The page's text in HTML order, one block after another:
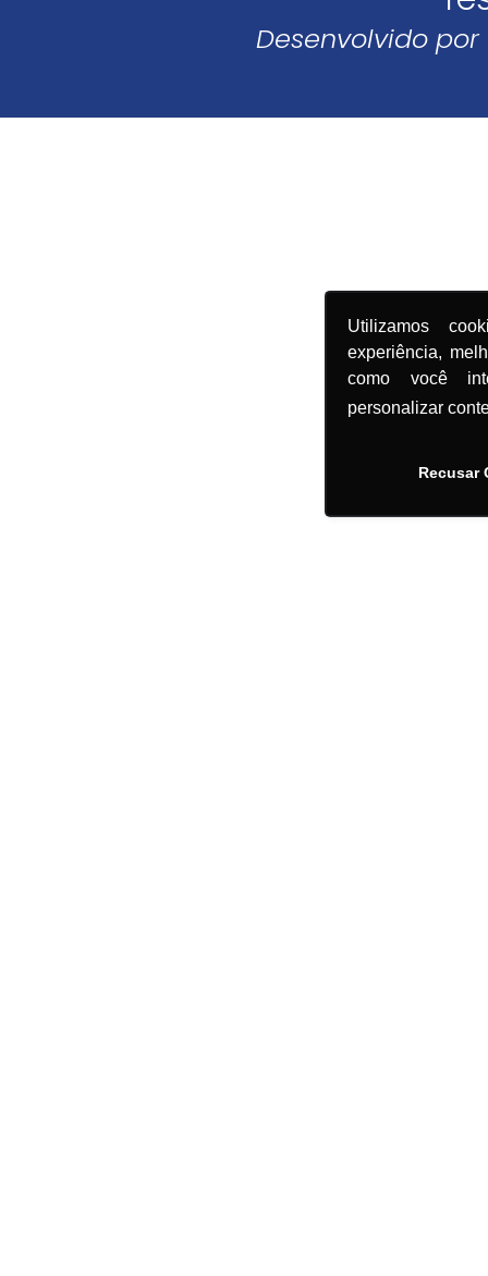
Utilizamos
experiência,
como você
personalizar
Recusar
Desenvolvido por